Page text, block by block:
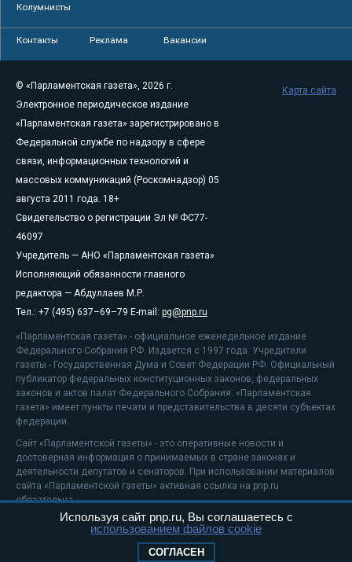
Колумнисты
Контакты Реклама Вакансии
© «Парламентская газета», 2026 г.
Электронное периодическое издание
«Парламентская газета» зарегистрировано в
Федеральной службе по надзору в сфере
связи, информационных технологий и
массовых коммуникаций (Роскомнадзор) 05
августа 2011 года. 18+
Свидетельство о регистрации Эл № ФС77-
46097
Учредитель — АНО «Парламентская газета»
Исполняющий обязанности главного
редактора — Абдуллаев М.Р.
Тел.: +7 (495) 637–69–79 E-mail: pg@pnp.ru
«Парламентская газета» - официальное еженедельное издание
Федерального Собрания РФ. Издается с 1997 года. Учредители
газеты - Государственная Дума и Совет Федерации РФ. Официальный
публикатор федеральных конституционных законов, федеральных
законов и актов палат Федерального Собрания. «Парламентская
газета» имеет пункты печати и представительства в десяти субъектах
федерации.
Сайт «Парламентской газеты» - это оперативные новости и
достоверная информация о принимаемых в стране законах и
деятельности депутатов и сенаторов. При использовании материалов
сайта «Парламентской газеты» активная ссылка на pnp.ru
обязательна.
На информационном ресурсе применяютсярекомендательные
Положение о защите персональных данных
Карта сайта
Используя сайт pnp.ru, Вы соглашаетесь с
использованием файлов cookie
СОГЛАСЕН